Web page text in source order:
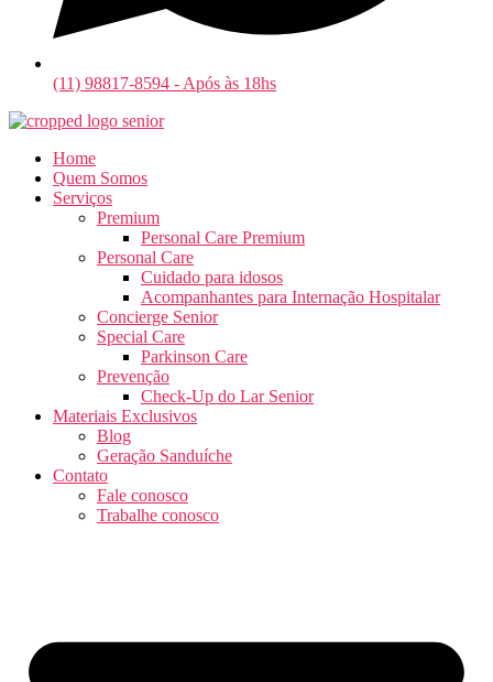
(11) 98817-8594 - Após às 18hs
Home
Quem Somos
Serviços
Premium
Personal Care Premium
Personal Care
Cuidado para idosos
Acompanhantes para Internação Hospitalar
Concierge Senior
Special Care
Parkinson Care
Prevenção
Check-Up do Lar Senior
Materiais Exclusivos
Blog
Geração Sanduíche
Contato
Fale conosco
Trabalhe conosco